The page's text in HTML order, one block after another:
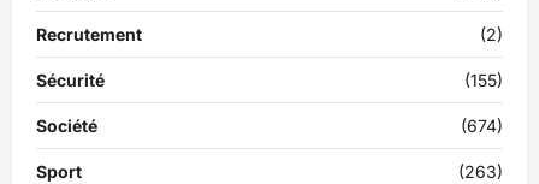
Recrutement (2)
Sécurité (155)
Société (674)
Sport (263)